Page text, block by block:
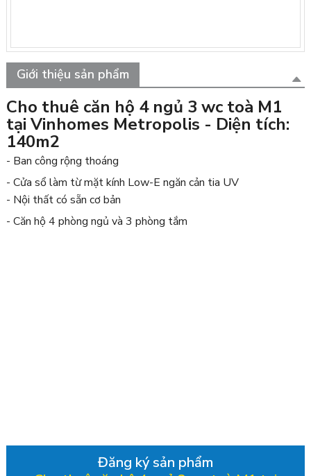
Giới thiệu sản phẩm
Cho thuê căn hộ 4 ngủ 3 wc toà M1
tại Vinhomes Metropolis - Diện tích:
140m2
- Ban công rộng thoáng
- Cửa sổ làm từ mặt kính Low-E ngăn cản tia UV
- Nội thất có sẵn cơ bản
- Căn hộ 4 phòng ngủ và 3 phòng tắm
Đăng ký sản phẩm